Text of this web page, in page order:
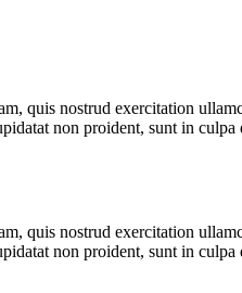
quis nostrud exercitation
non proident, sunt in
quis nostrud exercitation
non proident, sunt in